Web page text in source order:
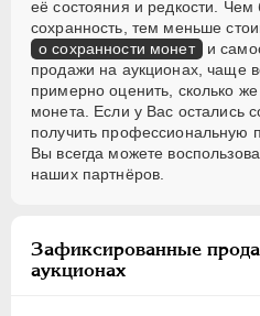
её состояния и редкости.
сохранность, тем меньше
о сохранности монет и
продажи на аукционах, чаще
примерно оценить, сколько
монета. Если у Вас остались
получить профессиональную
Вы всегда можете
наших партнёров.
Зафиксированные
аукционах